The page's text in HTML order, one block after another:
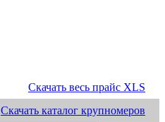
Скачать весь прайс XLS
Скачать каталог крупномеров